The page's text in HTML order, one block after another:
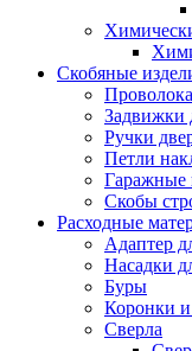
Скобяные
Проволока
Задвижки
Ручки
Петли
Гаражные
Скобы
Расходные
Адаптер
Насадки
Буры
Коронки и
Сверла